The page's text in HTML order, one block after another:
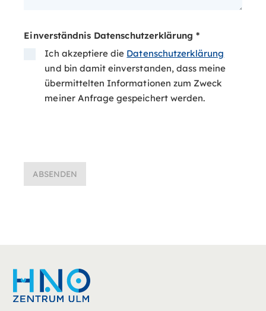
Einverständnis Datenschutzerklärung *
Ich akzeptiere die Datenschutzerklärung
und bin damit einverstanden, dass meine
übermittelten Informationen zum Zweck
meiner Anfrage gespeichert werden.